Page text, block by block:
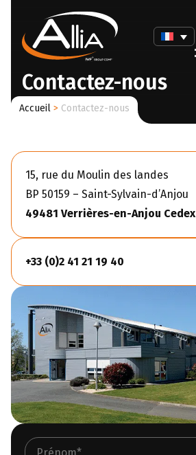
Contactez-nous
Accueil > Contactez-nous
15, rue du Moulin des landes
BP 50159 – Saint-Sylvain-d’Anjou
49481 Verrières-en-Anjou Cedex
+33 (0)2 41 21 19 40